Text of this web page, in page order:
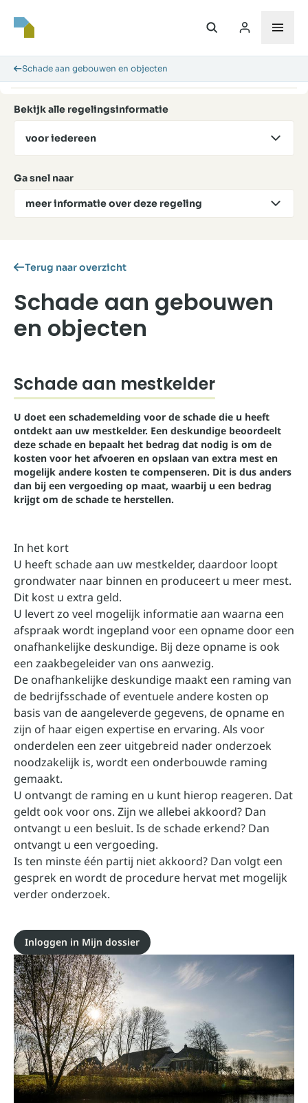
Schade aan gebouwen en objecten
Bekijk alle regelingsinformatie
voor iedereen
Ga snel naar
meer informatie over deze regeling
Terug naar overzicht
Schade aan gebouwen
en objecten
Schade aan mestkelder
U doet een schademelding voor de schade die u heeft
ontdekt aan uw mestkelder. Een deskundige beoordeelt
deze schade en bepaalt het bedrag dat nodig is om de
kosten voor het afvoeren en opslaan van extra mest en
mogelijk andere kosten te compenseren. Dit is dus anders
dan bij een vergoeding op maat, waarbij u een bedrag
krijgt om de schade te herstellen.
In het kort
U heeft schade aan uw mestkelder, daardoor loopt
grondwater naar binnen en produceert u meer mest.
Dit kost u extra geld.
U levert zo veel mogelijk informatie aan waarna een
afspraak wordt ingepland voor een opname door een
onafhankelijke deskundige. Bij deze opname is ook
een zaakbegeleider van ons aanwezig.
De onafhankelijke deskundige maakt een raming van
de bedrijfsschade of eventuele andere kosten op
basis van de aangeleverde gegevens, de opname en
zijn of haar eigen expertise en ervaring. Als voor
onderdelen een zeer uitgebreid nader onderzoek
noodzakelijk is, wordt een onderbouwde raming
gemaakt.
U ontvangt de raming en u kunt hierop reageren. Dat
geldt ook voor ons. Zijn we allebei akkoord? Dan
ontvangt u een besluit. Is de schade erkend? Dan
ontvangt u een vergoeding.
Is ten minste één partij niet akkoord? Dan volgt een
gesprek en wordt de procedure hervat met mogelijk
verder onderzoek.
Inloggen in Mijn dossier